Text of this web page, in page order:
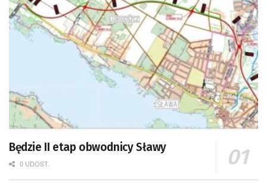
Będzie II etap obwodnicy Sławy
0 UDOST.